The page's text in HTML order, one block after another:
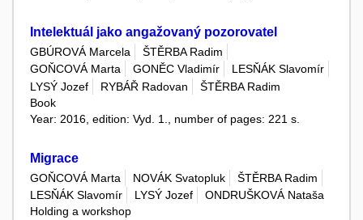
Intelektuál jako angažovaný pozorovatel
GBÚROVÁ Marcela
ŠTĚRBA Radim
GOŇCOVÁ Marta
GONĚC Vladimír
LESŇÁK Slavomír
LYSÝ Jozef
RYBÁŘ Radovan
ŠTĚRBA Radim
Book
Year: 2016, edition: Vyd. 1., number of pages: 221 s.
Migrace
GOŇCOVÁ Marta NOVÁK Svatopluk
ŠTĚRBA Radim
LESŇÁK Slavomír
LYSÝ Jozef
ONDRUŠKOVÁ Nataša
Holding a workshop